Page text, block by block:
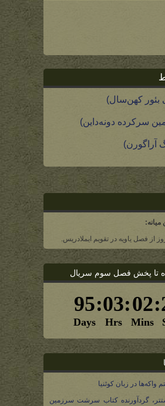
بئور کهن‌سال)
سرکرده دونه‌داین)
آراگورن)
از فصل یاویه در تقویم ایملادریس.
تا پخش فصل سوم سریال
واکه‌ها در زبان کوئنیا
گردآورنده کتاب سرشت سرزمین